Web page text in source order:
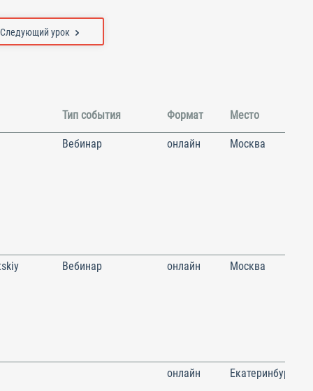
Следующий урок
Тип события Формат Место
Вебинар онлайн Москва
Вебинар онлайн Москва
онлайн Екатеринбург